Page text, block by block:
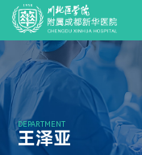
DEPARTMENT
王泽亚